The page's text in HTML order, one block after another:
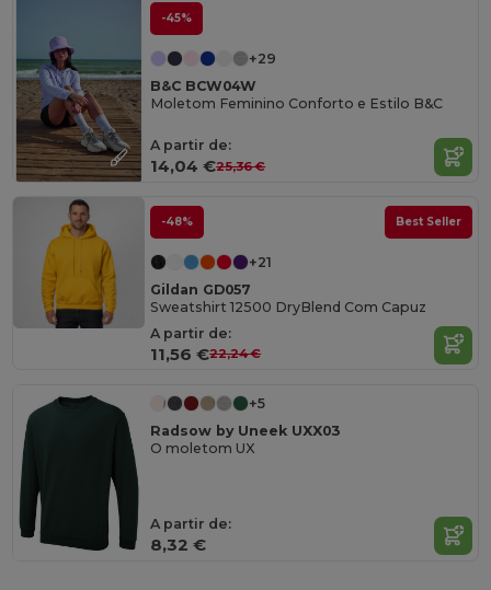
-45%
+29
B&C BCW04W
Moletom Feminino Conforto e Estilo B&C
A partir de:
14,04 €25,36 €
-48% Best Seller
+21
Gildan GD057
Sweatshirt 12500 DryBlend Com Capuz
A partir de:
11,56 €22,24 €
+5
Radsow by Uneek UXX03
O moletom UX
A partir de:
8,32 €